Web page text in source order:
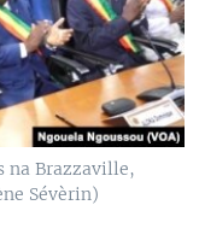
na Brazzaville,
Sévèrin)